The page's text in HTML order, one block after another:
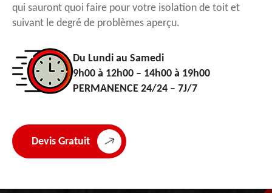
qui sauront quoi faire pour votre isolation de toit et
suivant le degré de problèmes aperçu.
Du Lundi au Samedi
9h00 à 12h00 – 14h00 à 19h00
PERMANENCE 24/24 – 7J/7
Devis Gratuit